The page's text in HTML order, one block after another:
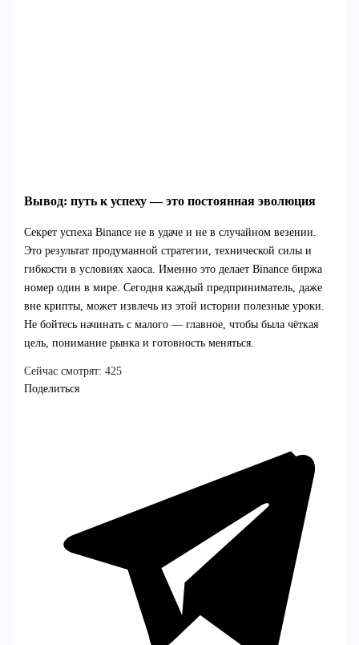
Вывод: путь к успеху — это постоянная эволюция
Секрет успеха Binance не в удаче и не в случайном везении.
Это результат продуманной стратегии, технической силы и
гибкости в условиях хаоса. Именно это делает Binance биржа
номер один в мире. Сегодня каждый предприниматель, даже
вне крипты, может извлечь из этой истории полезные уроки.
Не бойтесь начинать с малого — главное, чтобы была чёткая
цель, понимание рынка и готовность меняться.
Сейчас смотрят: 425
Поделиться